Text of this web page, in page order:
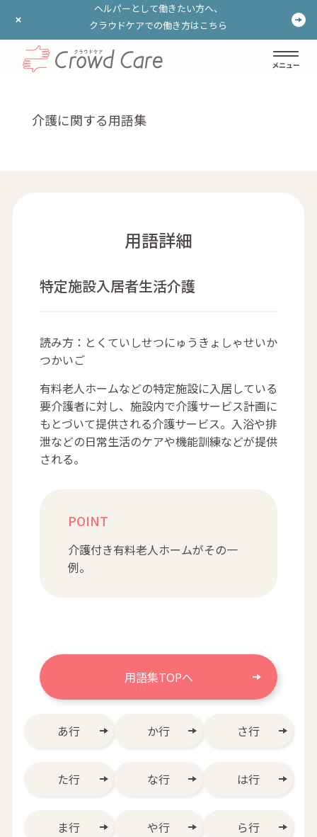
ヘルパーとして働きたい方へ、
クラウドケアでの働き方はこちら
ヘルパーとして働きたい方へ、
クラウドケアでの働き方はこちら
介護に関する用語集
用語詳細
特定施設入居者生活介護
読み方：とくていしせつにゅうきょしゃせいか
つかいご
有料老人ホームなどの特定施設に入居している
要介護者に対し、施設内で介護サービス計画に
もとづいて提供される介護サービス。入浴や排
泄などの日常生活のケアや機能訓練などが提供
される。
POINT
介護付き有料老人ホームがその一
例。
用語集TOPへ
あ行 か行 さ行
た行 な行 は行
ま行 や行 ら行